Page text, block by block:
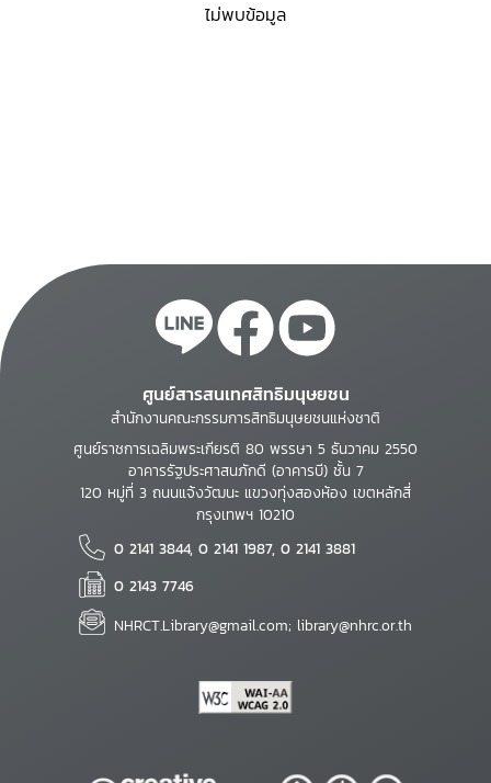
ไม่พบข้อมูล
ศูนย์สารสนเทศสิทธิมนุษยชน
สำนักงานคณะกรรมการสิทธิมนุษยชนแห่งชาติ
ศูนย์ราชการเฉลิมพระเกียรติ 80 พรรษา 5 ธันวาคม 2550
อาคารรัฐประศาสนภักดี (อาคารบี) ชั้น 7
120 หมู่ที่ 3 ถนนแจ้งวัฒนะ แขวงทุ่งสองห้อง เขตหลักสี่
กรุงเทพฯ 10210
0 2141 3844, 0 2141 1987, 0 2141 3881
0 2143 7746
NHRCT.Library@gmail.com; library@nhrc.or.th